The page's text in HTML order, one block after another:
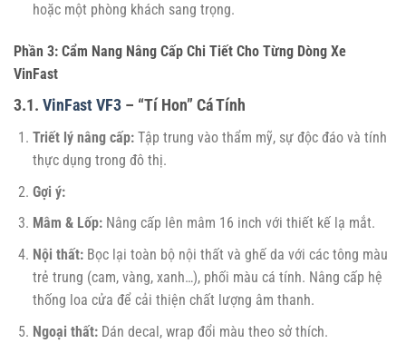
hoặc một phòng khách sang trọng.
Phần 3: Cẩm Nang Nâng Cấp Chi Tiết Cho Từng Dòng Xe
VinFast
3.1. VinFast VF3 – “Tí Hon” Cá Tính
Triết lý nâng cấp:Tập trung vào thẩm mỹ, sự độc đáo và tính
thực dụng trong đô thị.
Gợi ý:
Mâm & Lốp:Nâng cấp lên mâm 16 inch với thiết kế lạ mắt.
Nội thất:Bọc lại toàn bộ nội thất và ghế da với các tông màu
trẻ trung (cam, vàng, xanh…), phối màu cá tính. Nâng cấp hệ
thống loa cửa để cải thiện chất lượng âm thanh.
Ngoại thất:Dán decal, wrap đổi màu theo sở thích.